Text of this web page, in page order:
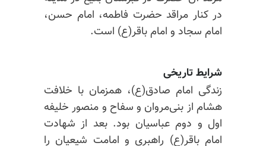
درکنار مراقد حضرت فاطمه، امام حسن،
امام سجاد و امام باقر(ع) است.
شرایط تاریخی
زندگی امام صادق(ع)، همزمان با خلافت
هشام از بنی‌مروان و سفاح و منصور خلیفه
اول و دوم عباسیان بود. بعد از شهادت
امام باقر(ع) راهبری و امامت شیعیان را